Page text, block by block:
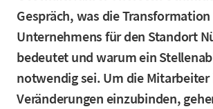
Gespräch, was die Transformation
Unternehmens für den Standort
bedeutet und warum ein
notwendig sei. Um die Mitarbeiter
Veränderungen einzubinden,